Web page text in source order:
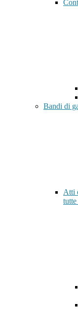
Bandi di
Atti